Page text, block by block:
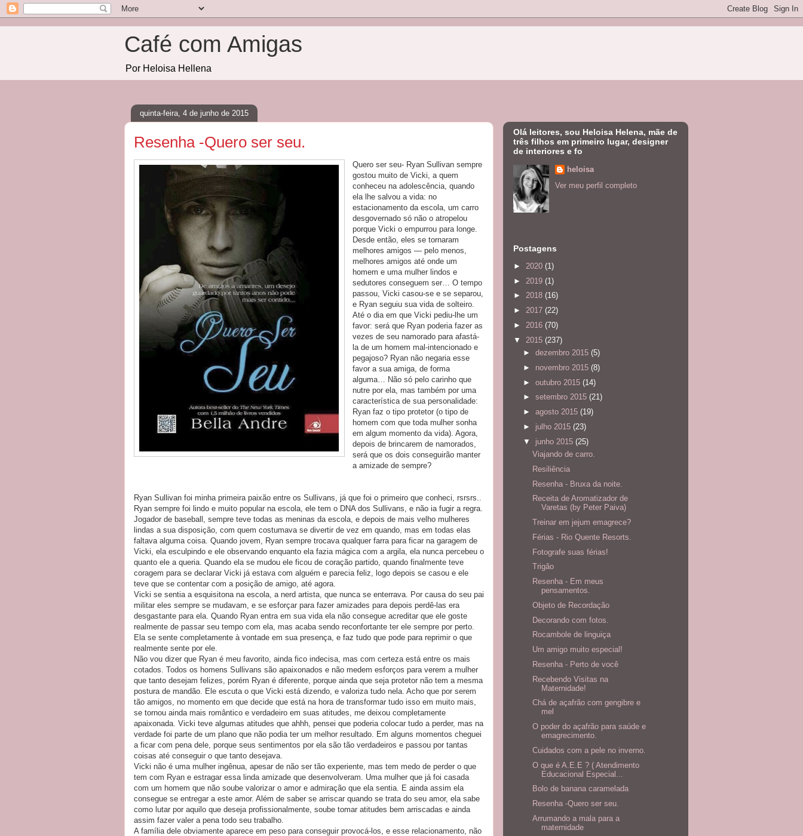
Café com Amigas
Por Heloisa Hellena
quinta-feira, 4 de junho de 2015
Resenha -Quero ser seu.
Quero ser seu- Ryan Sullivan sempre
gostou muito de Vicki, a quem
conheceu na adolescência, quando
ela lhe salvou a vida: no
estacionamento da escola, um carro
desgovernado só não o atropelou
porque Vicki o empurrou para longe.
Desde então, eles se tornaram
melhores amigos — pelo menos,
melhores amigos até onde um
homem e uma mulher lindos e
sedutores conseguem ser… O tempo
passou, Vicki casou-se e se separou,
e Ryan seguiu sua vida de solteiro.
Até o dia em que Vicki pediu-lhe um
favor: será que Ryan poderia fazer as
vezes de seu namorado para afastá-
la de um homem mal-intencionado e
pegajoso? Ryan não negaria esse
favor a sua amiga, de forma
alguma… Não só pelo carinho que
nutre por ela, mas também por uma
característica de sua personalidade:
Ryan faz o tipo protetor (o tipo de
homem com que toda mulher sonha
em algum momento da vida). Agora,
depois de brincarem de namorados,
será que os dois conseguirão manter
a amizade de sempre?
Ryan Sullivan foi minha primeira paixão entre os Sullivans, já que foi o primeiro que conheci, rsrsrs..
Ryan sempre foi lindo e muito popular na escola, ele tem o DNA dos Sullivans, e não ia fugir a regra.
Jogador de baseball, sempre teve todas as meninas da escola, e depois de mais velho mulheres
lindas a sua disposição, com quem costumava se divertir de vez em quando, mas em todas elas
faltava alguma coisa. Quando jovem, Ryan sempre trocava qualquer farra para ficar na garagem de
Vicki, ela esculpindo e ele observando enquanto ela fazia mágica com a argila, ela nunca percebeu o
quanto ele a queria. Quando ela se mudou ele ficou de coração partido, quando finalmente teve
coragem para se declarar Vicki já estava com alguém e parecia feliz, logo depois se casou e ele
teve que se contentar com a posição de amigo, até agora.
Vicki se sentia a esquisitona na escola, a nerd artista, que nunca se enterrava. Por causa do seu pai
militar eles sempre se mudavam, e se esforçar para fazer amizades para depois perdê-las era
desgastante para ela. Quando Ryan entra em sua vida ela não consegue acreditar que ele goste
realmente de passar seu tempo com ela, mas acaba sendo reconfortante ter ele sempre por perto.
Ela se sente completamente à vontade em sua presença, e faz tudo que pode para reprimir o que
realmente sente por ele.
Não vou dizer que Ryan é meu favorito, ainda fico indecisa, mas com certeza está entre os mais
cotados. Todos os homens Sullivans são apaixonados e não medem esforços para verem a mulher
que tanto desejam felizes, porém Ryan é diferente, porque ainda que seja protetor não tem a mesma
postura de mandão. Ele escuta o que Vicki está dizendo, e valoriza tudo nela. Acho que por serem
tão amigos, no momento em que decide que está na hora de transformar tudo isso em muito mais,
se tornou ainda mais romântico e verdadeiro em suas atitudes, me deixou completamente
apaixonada. Vicki teve algumas atitudes que ahhh, pensei que poderia colocar tudo a perder, mas na
verdade foi parte de um plano que não podia ter um melhor resultado. Em alguns momentos cheguei
a ficar com pena dele, porque seus sentimentos por ela são tão verdadeiros e passou por tantas
coisas até conseguir o que tanto desejava.
Vicki não é uma mulher ingênua, apesar de não ser tão experiente, mas tem medo de perder o que
tem com Ryan e estragar essa linda amizade que desenvolveram. Uma mulher que já foi casada
com um homem que não soube valorizar o amor e admiração que ela sentia. E ainda assim ela
consegue se entregar a este amor. Além de saber se arriscar quando se trata do seu amor, ela sabe
como lutar por aquilo que deseja profissionalmente, soube tomar atitudes bem arriscadas e ainda
assim fazer valer a pena todo seu trabalho.
A família dele obviamente aparece em peso para conseguir provocá-los, e esse relacionamento, não
Olá leitores, sou Heloisa Helena, mãe de
três filhos em primeiro lugar, designer
de interiores e fo
heloisa
Ver meu perfil completo
Postagens
► 2020 (1)
► 2019 (1)
► 2018 (16)
► 2017 (22)
► 2016 (70)
▼ 2015 (237)
► dezembro 2015 (5)
► novembro 2015 (8)
► outubro 2015 (14)
► setembro 2015 (21)
► agosto 2015 (19)
► julho 2015 (23)
▼ junho 2015 (25)
Viajando de carro.
Resiliência
Resenha - Bruxa da noite.
Receita de Aromatizador de
Varetas (by Peter Paiva)
Treinar em jejum emagrece?
Férias - Rio Quente Resorts.
Fotografe suas férias!
Trigão
Resenha - Em meus
pensamentos.
Objeto de Recordação
Decorando com fotos.
Rocambole de linguiça
Um amigo muito especial!
Resenha - Perto de você
Recebendo Visitas na
Maternidade!
Chá de açafrão com gengibre e
mel
O poder do açafrão para saúde e
emagrecimento.
Cuidados com a pele no inverno.
O que é A.E.E ? ( Atendimento
Educacional Especial...
Bolo de banana caramelada
Resenha -Quero ser seu.
Arrumando a mala para a
maternidade